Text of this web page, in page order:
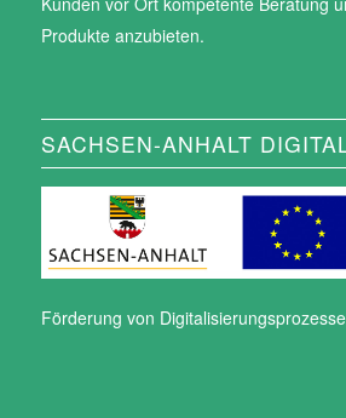
Produkte anzubieten.
SACHSEN-ANHALT
Förderung von